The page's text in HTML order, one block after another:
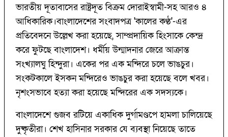
ভারতীয় দূতাবাসের রাষ্ট্রদূত বিক্রম দোরাইস্বামী-সহ আরও ৪
আধিকারিক।বাংলাদেশের সংবাদপত্র 'কালের কণ্ঠ'-এর
প্রতিবেদনে উল্লেখ করা হয়েছে, সাম্প্রদায়িক হিংসাকে কেন্দ্র
করে ফুটছে বাংলাদেশ। ধর্মীয় উন্মাদনার জেরে আক্রান্ত
সংখ্যালঘু হিন্দুরা। একের পর এক মন্দিরে চলে ভাঙচুর।
সংকটকালে ইসকন মন্দিরেও ভাঙচুর করা হয়েছে বলে খবর।
নৃশংসভাবে হত্যা করা হয়েছে মন্দিরের এক সদস্যকে।
বাংলাদেশে গুজব রটিয়ে একাধিক দুর্গামণ্ডপে হামলা চালিয়েছে
দুষ্কৃতীরা। শেখ হাসিনার সরকার যে ব্যবস্থা নিয়েছে তাতে